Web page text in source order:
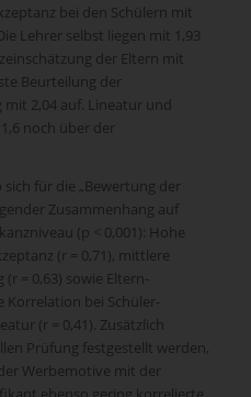
bei den Schülern mit
Lehrer selbst liegen mit 1,93
der Eltern mit
Beurteilung der
2,04 auf. Lineatur und
noch über der
für die „Bewertung der
Zusammenhang auf
(p < 0,001): Hohe
(r = 0,71), mittlere
= 0,63) sowie Eltern-
Korrelation bei Schüler-
(r = 0,41). Zusätzlich
Prüfung festgestellt werden,
Werbemotive mit der